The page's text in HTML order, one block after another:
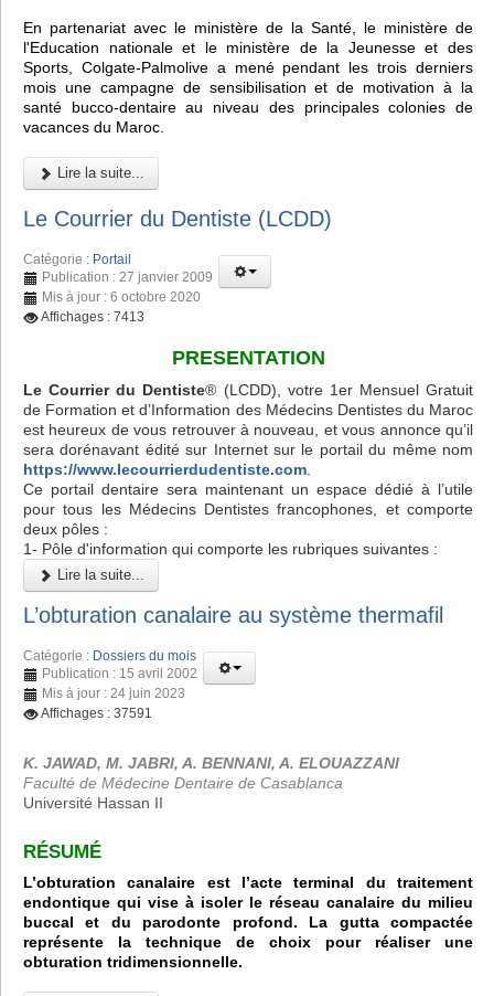
En partenariat avec le ministère de la Santé, le ministère de
l'Education nationale et le ministère de la Jeunesse et des
Sports, Colgate-Palmolive a mené pendant les trois derniers
mois une campagne de sensibilisation et de motivation à la
santé bucco-dentaire au niveau des principales colonies de
vacances du Maroc.
Lire la suite...
Le Courrier du Dentiste (LCDD)
Catégorie : Portail
Publication : 27 janvier 2009
Mis à jour : 6 octobre 2020
Affichages : 7413
PRESENTATION
Le Courrier du Dentiste® (LCDD), votre 1er Mensuel Gratuit
de Formation et d’Information des Médecins Dentistes du Maroc
est heureux de vous retrouver à nouveau, et vous annonce qu’il
sera dorénavant édité sur Internet sur le portail du même nom
https://www.lecourrierdudentiste.com
Ce portail dentaire sera maintenant un espace dédié à l’utile
pour tous les Médecins Dentistes francophones, et comporte
deux pôles :
1- Pôle d'information qui comporte les rubriques suivantes :
Lire la suite...
L’obturation canalaire au système thermafil
Catégorie : Dossiers du mois
Publication : 15 avril 2002
Mis à jour : 24 juin 2023
Affichages : 37591
K. JAWAD, M. JABRI, A. BENNANI, A. ELOUAZZANI
Faculté de Médecine Dentaire de Casablanca
Université Hassan II
RÉSUMÉ
L’obturation canalaire est l’acte terminal du traitement
endontique qui vise à isoler le réseau canalaire du milieu
buccal et du parodonte profond. La gutta compactée
représente la technique de choix pour réaliser une
obturation tridimensionnelle.